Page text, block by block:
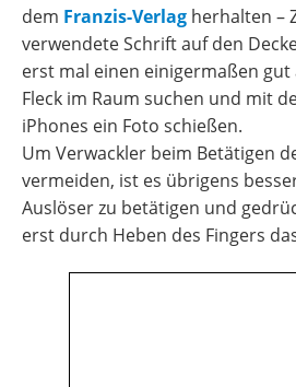
dem Franzis-Verlag herhalten –
verwendete Schrift auf den
erst mal einen einigermaßen
Fleck im Raum suchen und mit
iPhones ein Foto schießen.
Um Verwackler beim Betätigen
vermeiden, ist es übrigens
Auslöser zu betätigen und
erst durch Heben des Fingers